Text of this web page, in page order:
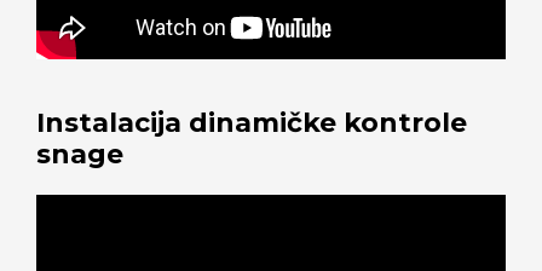
Instalacija dinamičke kontrole
snage